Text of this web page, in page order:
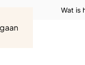
Wat is